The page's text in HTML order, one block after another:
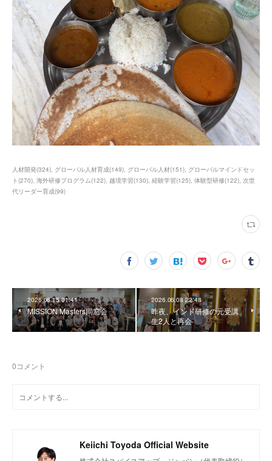
人材開発(324) グローバル人材育成(149) グローバル人材(151) グローバルマインドセッ
ト(270) 海外研修プログラム(122) 越境学習(130) 経験学習(125) 体験型研修(122) 次世
代リーダー育成(99)
2026.06.15 01:41
MISSION Masters同窓会
2026.06.08 22:48
昨夜、インド研修の元受講
生2人と再会
0コメント
Keiichi Toyoda Official Website